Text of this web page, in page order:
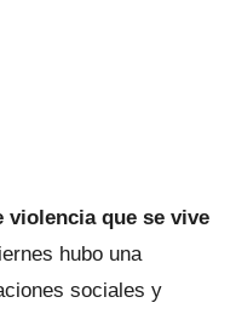
violencia que se vive
hubo una
sociales y